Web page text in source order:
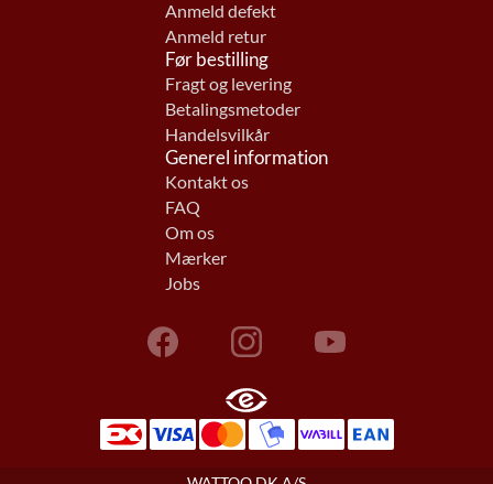
Anmeld defekt
Anmeld retur
Før bestilling
Fragt og levering
Betalingsmetoder
Handelsvilkår
Generel information
Kontakt os
FAQ
Om os
Mærker
Jobs